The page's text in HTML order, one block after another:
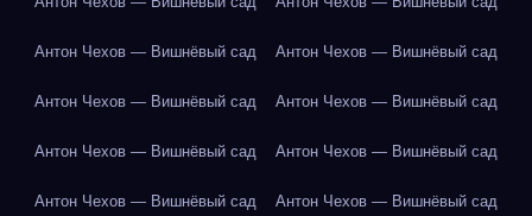
Антон Чехов — Вишнёвый сад Антон Чехов — Вишнёвый сад
Антон Чехов — Вишнёвый сад Антон Чехов — Вишнёвый сад
Антон Чехов — Вишнёвый сад Антон Чехов — Вишнёвый сад
Антон Чехов — Вишнёвый сад Антон Чехов — Вишнёвый сад